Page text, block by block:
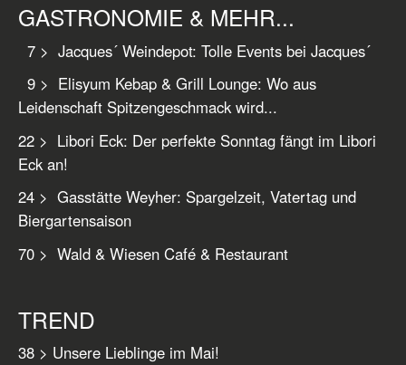
GASTRONOMIE & MEHR...
7 > Jacques´ Weindepot: Tolle Events bei Jacques´
9 > Elisyum Kebap & Grill Lounge: Wo aus
Leidenschaft Spitzengeschmack wird...
22 > Libori Eck: Der perfekte Sonntag fängt im Libori
Eck an!
24 > Gasstätte Weyher: Spargelzeit, Vatertag und
Biergartensaison
70 > Wald & Wiesen Café & Restaurant
TREND
38 > Unsere Lieblinge im Mai!